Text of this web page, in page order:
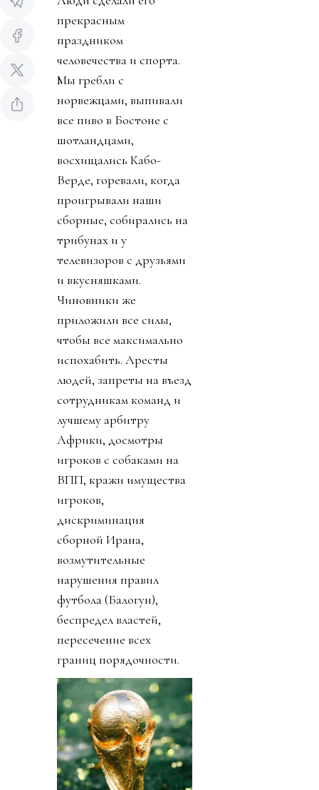
прекрасным
праздником
человечества и спорта.
Мы гребли с
норвежцами, выпивали
все пиво в Бостоне с
шотландцами,
восхищались Кабо-
Верде, горевали, когда
проигрывали наши
сборные, собирались на
трибунах и у
телевизоров с друзьями
и вкусняшками.
Чиновники же
приложили все силы,
чтобы все максимально
испохабить. Аресты
людей, запреты на въезд
сотрудникам команд и
лучшему арбитру
Африки, досмотры
игроков с собаками на
ВПП, кражи имущества
игроков,
дискриминация
сборной Ирана,
возмутительные
нарушения правил
футбола (Балогун),
беспредел властей,
пересечение всех
границ порядочности.